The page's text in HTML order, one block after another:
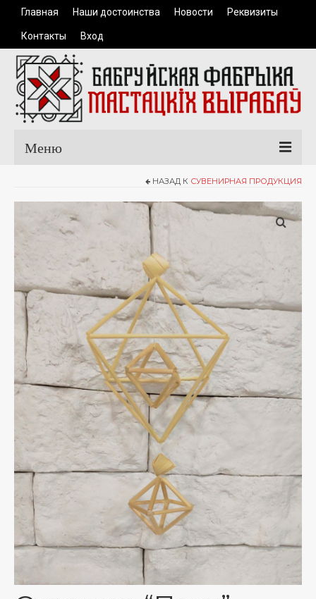
Главная Наши достоинства Новости Реквизиты
Контакты Вход
Меню
Каталог продукции
Одежда
Керамические изделия
Сувенирная продукция
Доставка и оплата
Тарифы на пересылку почтовых отправлений
Маршруты – зональное деление
Адреса отделений ЗАО “Европочта”
График доставки по Беларуси СООО “M&M
Милитцер & Мюнх”
О нас
Корзина
НАЗАД К СУВЕНИРНАЯ ПРОДУКЦИЯ